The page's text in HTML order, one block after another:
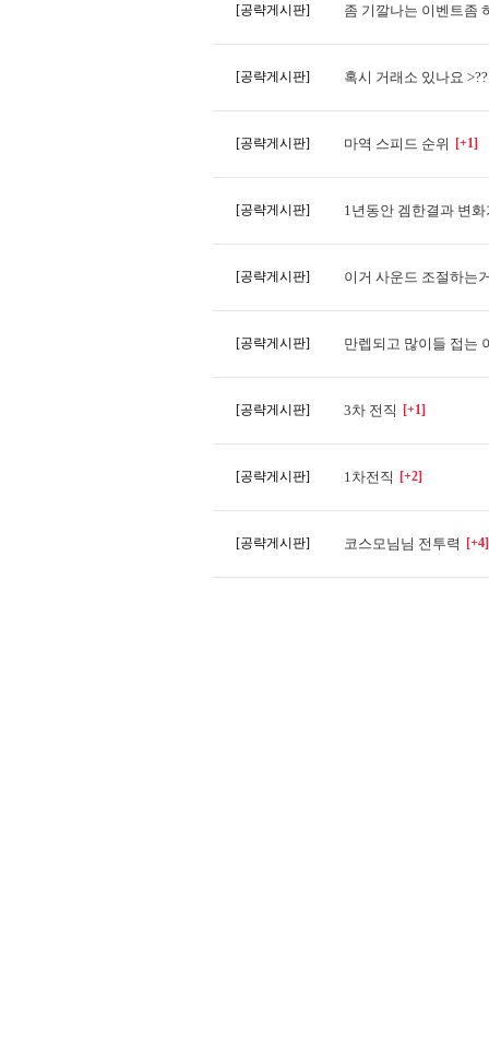
[공략게시판] 좀 기깔나는 이벤트좀
[공략게시판] 혹시 거래소 있나요
[공략게시판] 마역 스피드 순위 [+1]
[공략게시판] 1년동안 겜한결과 변
[공략게시판] 이거 사운드 조절하는
[공략게시판] 만렙되고 많이들 접는
[공략게시판] 3차 전직 [+1]
[공략게시판] 1차전직 [+2]
[공략게시판] 코스모님님 전투력 [+4]